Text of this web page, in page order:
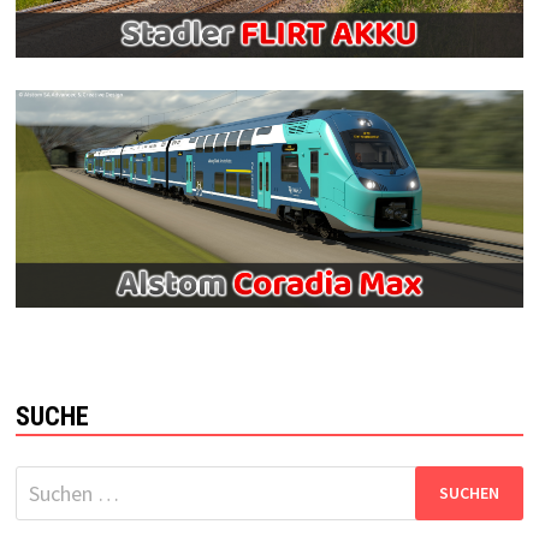
SUCHE
Suchen
nach: